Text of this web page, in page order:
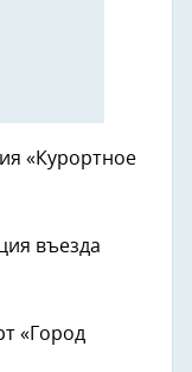
«Курортное
въезда
«Город